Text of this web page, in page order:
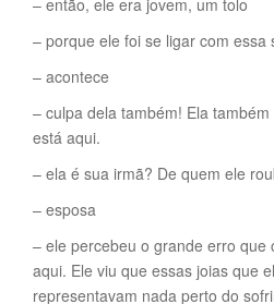
– então, ele era jovem, um tolo
– porque ele foi se ligar com essa
– acontece
– culpa dela também! Ela
está aqui.
– ela é sua irmã? De quem ele
– esposa
– ele percebeu o grande erro que
aqui. Ele viu que essas joias que
representavam nada perto do